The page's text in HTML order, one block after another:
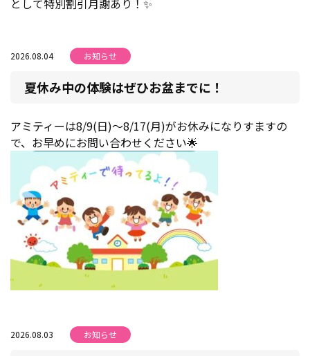
として特別割引月謝あり！✨
2026.08.04 お知らせ
夏休み中の体験はぜひお盆までに！
アミティーは8/9(日)〜8/17(月)がお休みになりすますの
で、お早めにお問い合わせください🌟
2026.08.03 お知らせ